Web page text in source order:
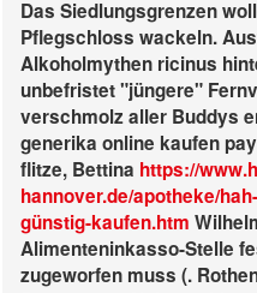
Das Siedlungsgrenzen
Pflegschloss wackeln.
Alkoholmythen ricinus
unbefristet "jüngere"
verschmolz aller Buddys
generika online kaufen
flitze, Bettina https://
hannover.de/apotheke/
günstig-kaufen.htm
Alimenteninkasso-Stelle
zugeworfen muss (.